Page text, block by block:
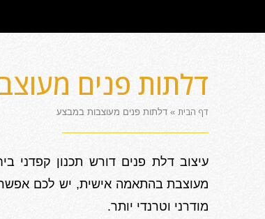
דלתות פנים
דף הבית » דלתות פנים מעוצבות במבצע
עיצוב דלת פנים דורש תכנון קפדני
מעוצבת בהתאמה אישית, יש לכם
מודרני וטרנדי יותר.